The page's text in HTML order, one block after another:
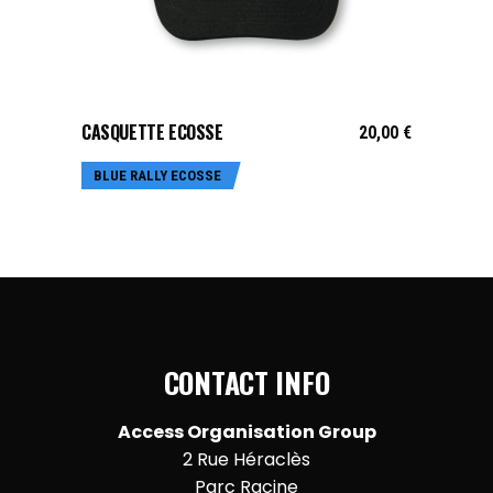
CASQUETTE ECOSSE 20,00 €
BLUE RALLY ECOSSE
CONTACT INFO
Access Organisation Group
2 Rue Héraclès
Parc Racine